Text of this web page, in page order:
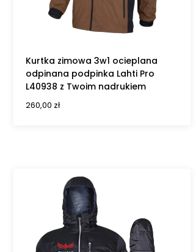
Kurtka zimowa 3w1 ocieplana
odpinana podpinka Lahti Pro
L40938 z Twoim nadrukiem
260,00 zł